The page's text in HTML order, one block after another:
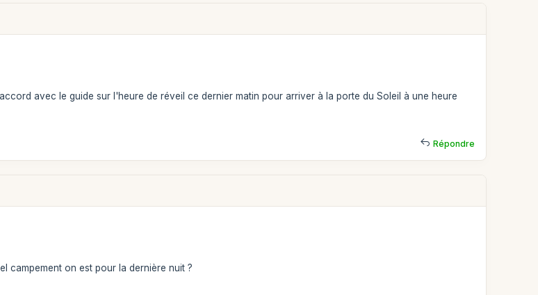
avec le guide sur l'heure de réveil ce dernier matin pour arriver à la porte du Soleil à une heure
Répondre
campement on est pour la dernière nuit ?